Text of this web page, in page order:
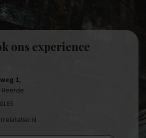
ons experience
1,
Heerde